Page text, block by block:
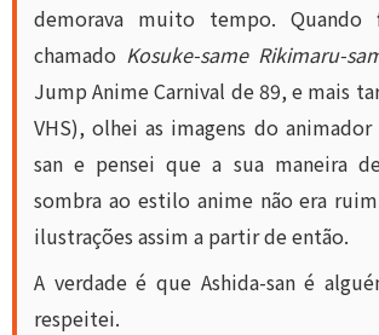
demorava muito tempo.
chamado Kosuke-same Rikimaru-
Jump Anime Carnival de 89, e mais
VHS), olhei as imagens do animador
san e pensei que a sua maneira
sombra ao estilo anime não era
ilustrações assim a partir de então.
A verdade é que Ashida-san é
respeitei.